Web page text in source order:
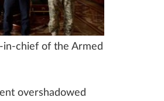
in-chief of the Armed
overshadowed